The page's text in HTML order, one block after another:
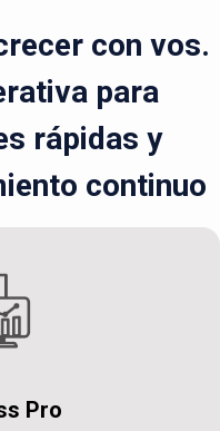
con vos.
para
rápidas y
continuo
Pro